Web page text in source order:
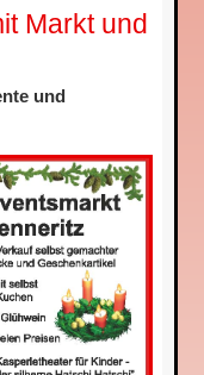
Markt und
und